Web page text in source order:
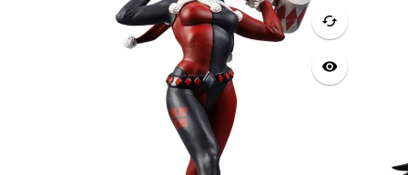
cached
visibility